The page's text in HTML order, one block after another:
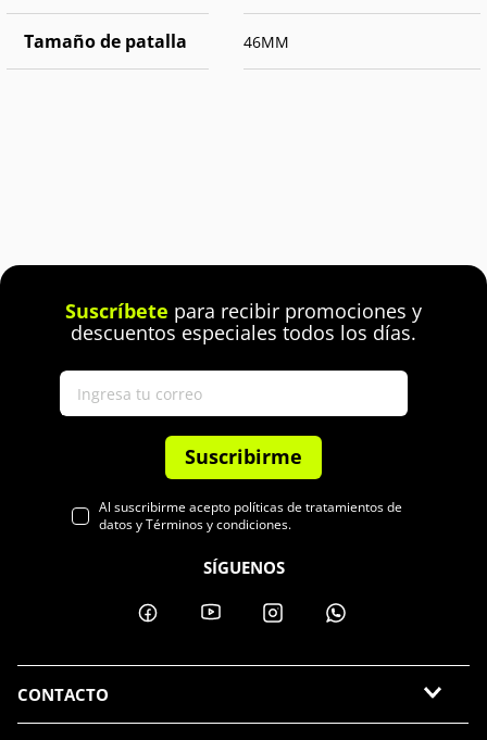
Tamaño de patalla 46MM
Suscríbete para recibir promociones y
descuentos especiales todos los días.
Suscribirme
Al suscribirme acepto políticas de tratamientos de
datos y Términos y condiciones.
SÍGUENOS
CONTACTO